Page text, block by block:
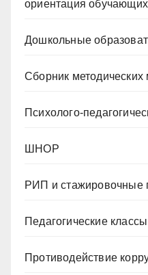
ориентация
Дошкольные
Сборник методических
Психолого-
ШНОР
РИП и стажировочные
Педагогические классы
Противодействие